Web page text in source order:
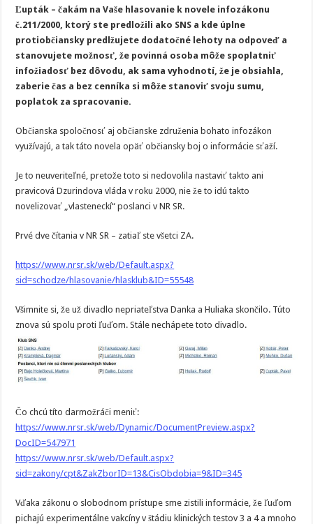
Ľupták – čakám na Vaše hlasovanie k novele infozákonu
č.211/2000, ktorý ste predložili ako SNS a kde úplne
protiobčiansky predlžujete dodatočné lehoty na odpoveď a
stanovujete možnosť, že povinná osoba môže spoplatniť
infožiadosť bez dôvodu, ak sama vyhodnotí, že je obsiahla,
zaberie čas a bez cenníka si môže stanoviť svoju sumu,
poplatok za spracovanie.
Občianska spoločnosť aj občianske združenia bohato infozákon
využívajú, a tak táto novela opäť občiansky boj o informácie sťaží.
Je to neuveriteľné, pretože toto si nedovolila nastaviť takto ani
pravicová Dzurindova vláda v roku 2000, nie že to idú takto
novelizovať „vlasteneckí“ poslanci v NR SR.
Prvé dve čítania v NR SR – zatiaľ ste všetci ZA.
https://www.nrsr.sk/web/Default.aspx?
sid=schodze/hlasovanie/hlasklub&ID=55548
Všimnite si, že už divadlo nepriateľstva Danka a Huliaka skončilo. Túto
znova sú spolu proti ľuďom. Stále nechápete toto divadlo.
Čo chcú títo darmožráči meniť:
https://www.nrsr.sk/web/Dynamic/DocumentPreview.aspx?
DocID=547971
https://www.nrsr.sk/web/Default.aspx?
sid=zakony/cpt&ZakZborID=13&CisObdobia=9&ID=345
Vďaka zákonu o slobodnom prístupe sme zistili informácie, že ľuďom
pichajú experimentálne vakcíny v štádiu klinických testov 3 a 4 a mnoho